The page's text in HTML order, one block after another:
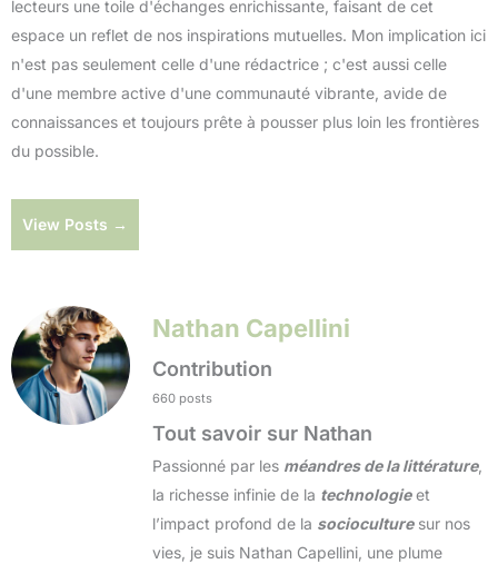
lecteurs une toile d'échanges enrichissante, faisant de cet
espace un reflet de nos inspirations mutuelles. Mon implication ici
n'est pas seulement celle d'une rédactrice ; c'est aussi celle
d'une membre active d'une communauté vibrante, avide de
connaissances et toujours prête à pousser plus loin les frontières
du possible.
View Posts →
Nathan Capellini
Contribution
660 posts
Tout savoir sur Nathan
Passionné par les méandres de la littérature,
la richesse infinie de la technologieet
l’impact profond de la socioculturesur nos
vies, je suis Nathan Capellini, une plume